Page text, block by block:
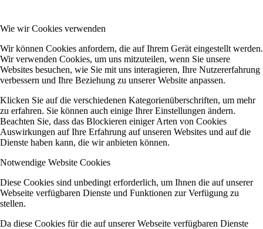
Wie wir Cookies verwenden
Wir können Cookies anfordern, die auf Ihrem Gerät eingestellt werden.
Wir verwenden Cookies, um uns mitzuteilen, wenn Sie unsere
Websites besuchen, wie Sie mit uns interagieren, Ihre Nutzererfahrung
verbessern und Ihre Beziehung zu unserer Website anpassen.
Klicken Sie auf die verschiedenen Kategorienüberschriften, um mehr
zu erfahren. Sie können auch einige Ihrer Einstellungen ändern.
Beachten Sie, dass das Blockieren einiger Arten von Cookies
Auswirkungen auf Ihre Erfahrung auf unseren Websites und auf die
Dienste haben kann, die wir anbieten können.
Notwendige Website Cookies
Diese Cookies sind unbedingt erforderlich, um Ihnen die auf unserer
Webseite verfügbaren Dienste und Funktionen zur Verfügung zu
stellen.
Da diese Cookies für die auf unserer Webseite verfügbaren Dienste